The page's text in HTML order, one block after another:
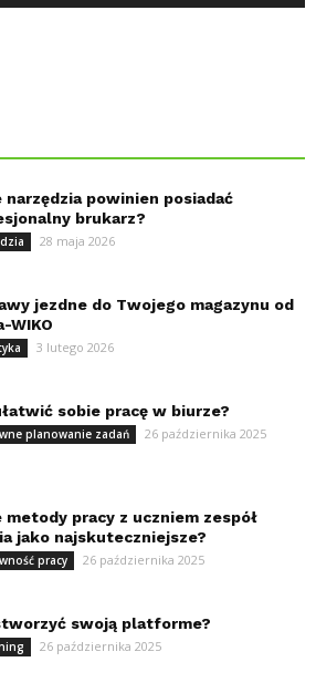
narzędzia powinien posiadać
brukarz?
28 maja 2026
jezdne do Twojego magazynu od
WIKO
3 lutego 2026
sobie pracę w biurze?
planowanie zadań 26 października 2025
metody pracy z uczniem zespół
jako najskuteczniejsze?
pracy 26 października 2025
swoją platforme?
26 października 2025